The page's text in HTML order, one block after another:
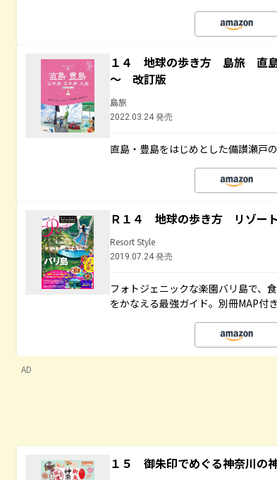
１４ 地球の歩き方 島旅 直
～ 改訂版
島旅
2022.03.24 発売
直島・豊島をはじめとした備讃瀬戸
Ｒ１４ 地球の歩き方 リゾー
Resort Style
2019.07.24 発売
フォトジェニックな楽園バリ島で、
をかなえる最強ガイド。別冊MAP付き
AD
１５ 御朱印でめぐる神奈川